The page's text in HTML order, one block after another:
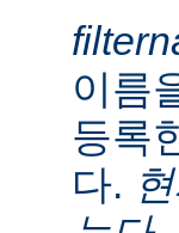
이름
등록
다.